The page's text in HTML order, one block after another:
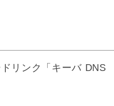
リンク「キーバ DNS